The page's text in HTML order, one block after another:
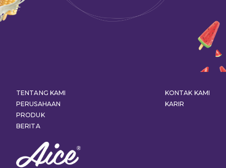
TENTANG KAMI
PERUSAHAAN
PRODUK
BERITA
KONTAK KAMI
KARIR